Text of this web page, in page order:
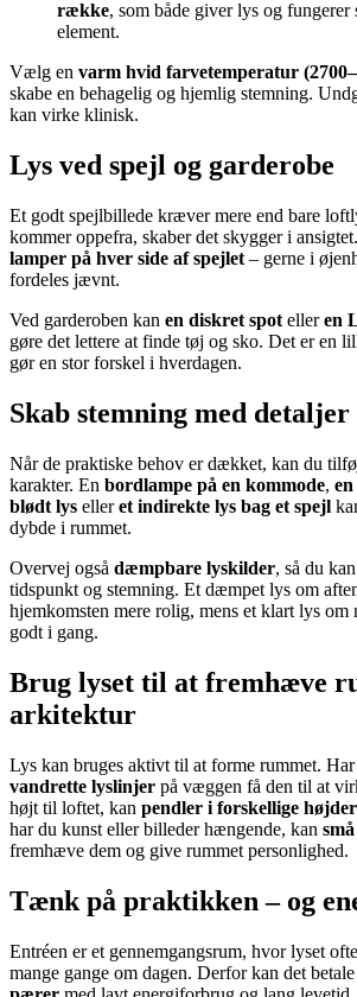
række, som både giver lys og fungerer
element.
Vælg en varm hvid farvetemperatur
skabe en behagelig og hjemlig stemning.
kan virke klinisk.
Lys ved spejl og garderobe
Et godt spejlbillede kræver mere end bare
kommer oppefra, skaber det skygger i
lamper på hver side af spejlet – gerne i
fordeles jævnt.
Ved garderoben kan en diskret spot elleren
gøre det lettere at finde tøj og sko. Det er en
gør en stor forskel i hverdagen.
Skab stemning med detaljer
Når de praktiske behov er dækket, kan du
karakter. En bordlampe på en kommode,
blødt lys elleret indirekte lys bag et spejl
dybde i rummet.
Overvej også dæmpbare lyskilder, så du
tidspunkt og stemning. Et dæmpet lys om
hjemkomsten mere rolig, mens et klart lys
godt i gang.
Brug lyset til at fremhæve
arkitektur
Lys kan bruges aktivt til at forme rummet.
vandrette lyslinjer på væggen få den til at
højt til loftet, kan pendler i forskellige højder
har du kunst eller billeder hængende, kan
fremhæve dem og give rummet personlighed.
Tænk på praktikken – og
Entréen er et gennemgangsrum, hvor lyset
mange gange om dagen. Derfor kan det